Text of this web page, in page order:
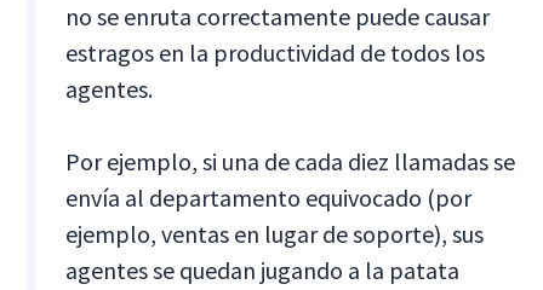
no se enruta correctamente puede causar
estragos en la productividad de todos los
agentes.
Por ejemplo, si una de cada diez llamadas se
envía al departamento equivocado (por
ejemplo, ventas en lugar de soporte), sus
agentes se quedan jugando a la patata